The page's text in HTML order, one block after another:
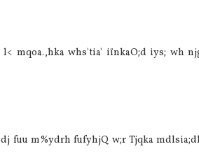
mqoa.,hka whs'tia' iïnkaO;d iys; wh
fuu m%ydrh fufyhjQ w;r Tjqka